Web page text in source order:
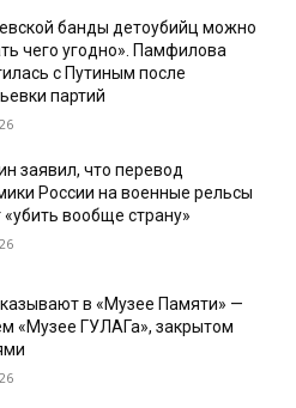
банды детоубийц можно
чего угодно». Памфилова
с Путиным после
партий
заявил, что перевод
России на военные рельсы
вообще страну»
в «Музее Памяти» —
«Музее ГУЛАГа», закрытом